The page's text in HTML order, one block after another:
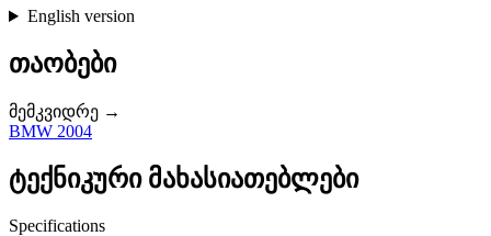
English version
თაობები
მემკვიდრე →
BMW 2004
ტექნიკური მახასიათებლები
Specifications